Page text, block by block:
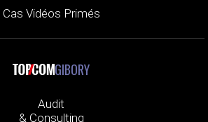
Cas Vidéos Primés
GIBORY
Audit
& Consulting